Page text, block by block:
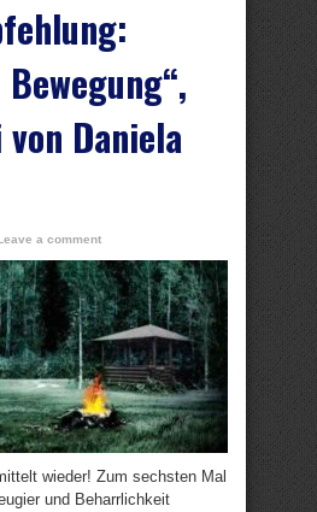
Daniela
a comment
wieder! Zum sechsten Mal
und Beharrlichkeit